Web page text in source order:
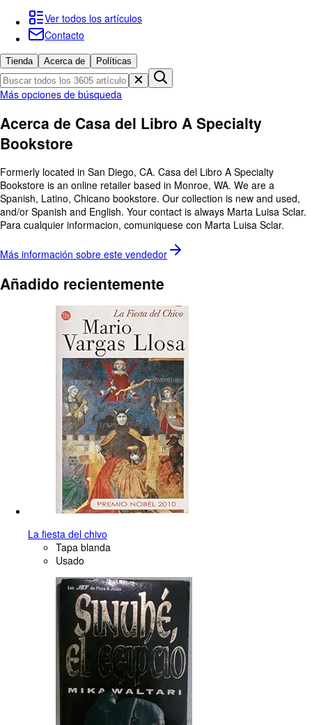
Arte y coleccionismo
Vendedores
Comenzar a vender
Ayuda
CERRAR
Ver todos los artículos
Contacto
Tienda Acerca de Políticas
Más opciones de búsqueda
Acerca de Casa del Libro A Specialty
Bookstore
Formerly located in San Diego, CA. Casa del Libro A Specialty
Bookstore is an online retailer based in Monroe, WA. We are a
Spanish, Latino, Chicano bookstore. Our collection is new and used,
and/or Spanish and English. Your contact is always Marta Luisa Sclar.
Para cualquier informacion, comuniquese con Marta Luisa Sclar.
Más información sobre este vendedor
Añadido recientemente
La fiesta del chivo
Tapa blanda
Usado